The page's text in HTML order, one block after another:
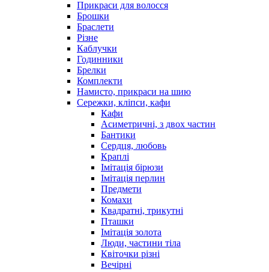
Прикраси для волосся
Брошки
Браслети
Різне
Каблучки
Годинники
Брелки
Комплекти
Намисто, прикраси на шию
Сережки, кліпси, кафи
Кафи
Асиметричні, з двох частин
Бантики
Сердця, любовь
Краплі
Імітація бірюзи
Імітація перлин
Предмети
Комахи
Квадратні, трикутні
Пташки
Імітація золота
Люди, частини тіла
Квіточки різні
Вечірні